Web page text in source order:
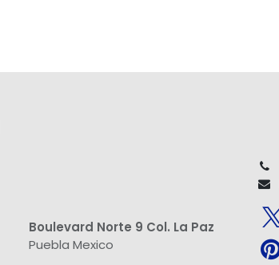
Boulevard Norte 9 Col. La Paz
Puebla Mexico